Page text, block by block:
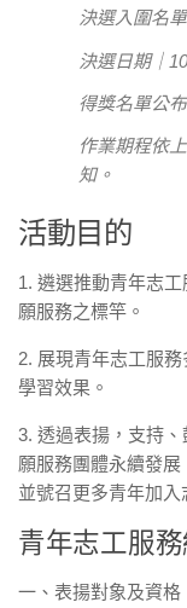
決選入圍名
決選日期｜
得獎名單公
作業期程依
知。
活動目的
1. 遴選推動青年志
願服務之標竿。
2. 展現青年志工服
學習效果。
3. 透過表揚，支持
願服務團體永續發展
並號召更多青年加入
青年志工服
一、表揚對象及資格